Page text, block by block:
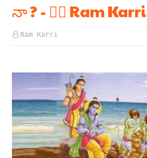
నా ? - ✍🏻 Ram Karri
Ram Karri